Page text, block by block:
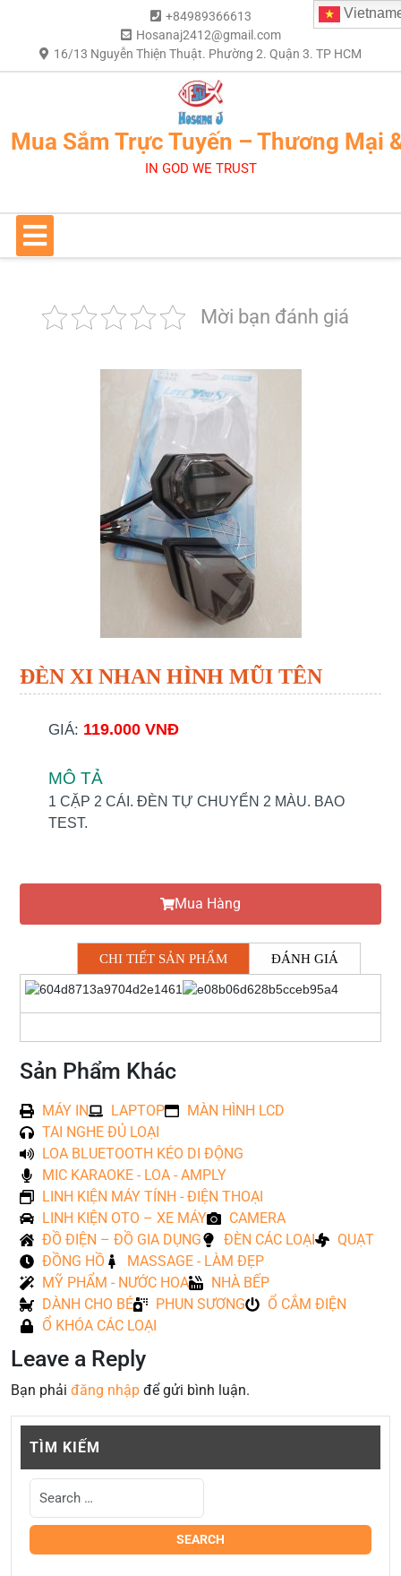
+84989366613
Hosanaj2412@gmail.com
16/13 Nguyễn Thiện Thuật. Phường 2. Quận 3. TP HCM
Mua Sắm Trực Tuyến – Thương Mại
IN GOD WE TRUST
Mời bạn đánh giá
ĐÈN XI NHAN HÌNH MŨI TÊN
GIÁ: 119.000 VNĐ
MÔ TẢ
1 CẶP 2 CÁI. ĐÈN TỰ CHUYỂN 2 MÀU. BAO
TEST.
Mua Hàng
CHI TIẾT SẢN PHẨM ĐÁNH GIÁ
Sản Phẩm Khác
MÁY IN LAPTOP
MÀN HÌNH LCD
TAI NGHE ĐỦ LOẠI
LOA BLUETOOTH KÉO DI ĐỘNG
MIC KARAOKE - LOA - AMPLY
LINH KIỆN MÁY TÍNH - ĐIỆN THOẠI
LINH KIỆN OTO – XE MÁY
CAMERA
ĐỒ ĐIỆN – ĐỒ GIA DỤNG
ĐÈN CÁC LOẠI
QUẠT
ĐỒNG HỒ
MASSAGE - LÀM ĐẸP
MỸ PHẨM - NƯỚC HOA
NHÀ BẾP
DÀNH CHO BÉ
PHUN SƯƠNG
Ổ CẮM ĐIỆN
Ổ KHÓA CÁC LOẠI
Leave a Reply
Bạn phải đăng nhập để gửi bình luận.
TÌM KIẾM